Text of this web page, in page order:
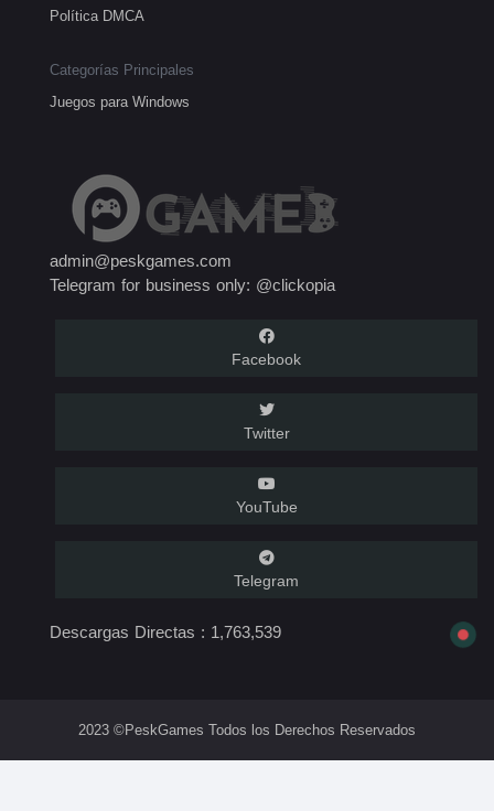
Política DMCA
Categorías Principales
Juegos para Windows
admin@peskgames.com
Telegram for business only: @clickopia
Facebook
Twitter
YouTube
Telegram
Descargas Directas : 1,763,539
2023 ©PeskGames Todos los Derechos Reservados